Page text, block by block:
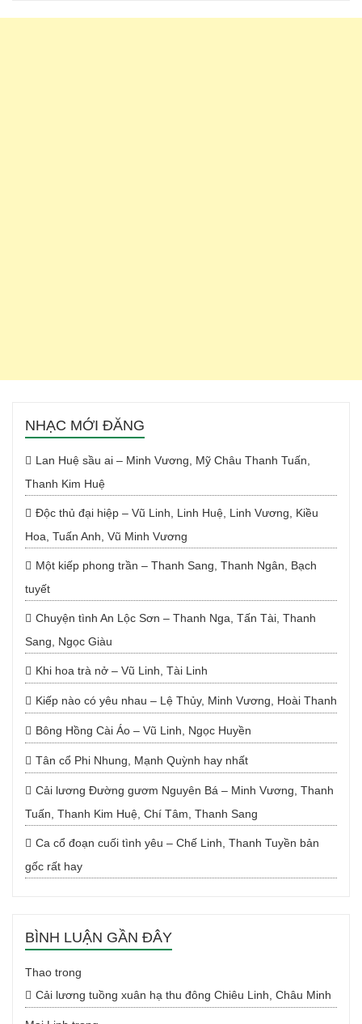
NHẠC MỚI ĐĂNG
Lan Huệ sầu ai – Minh Vương, Mỹ Châu Thanh Tuấn,
Thanh Kim Huệ
Độc thủ đại hiệp – Vũ Linh, Linh Huệ, Linh Vương, Kiều
Hoa, Tuấn Anh, Vũ Minh Vương
Một kiếp phong trần – Thanh Sang, Thanh Ngân, Bạch
tuyết
Chuyện tình An Lộc Sơn – Thanh Nga, Tấn Tài, Thanh
Sang, Ngọc Giàu
Khi hoa trà nở – Vũ Linh, Tài Linh
Kiếp nào có yêu nhau – Lệ Thủy, Minh Vương, Hoài Thanh
Bông Hồng Cài Áo – Vũ Linh, Ngọc Huyền
Tân cổ Phi Nhung, Mạnh Quỳnh hay nhất
Cải lương Đường gươm Nguyên Bá – Minh Vương, Thanh
Tuấn, Thanh Kim Huệ, Chí Tâm, Thanh Sang
Ca cổ đoạn cuối tình yêu – Chế Linh, Thanh Tuyền bản
gốc rất hay
BÌNH LUẬN GẦN ĐÂY
Thao trong
Cải lương tuồng xuân hạ thu đông Chiêu Linh, Châu Minh